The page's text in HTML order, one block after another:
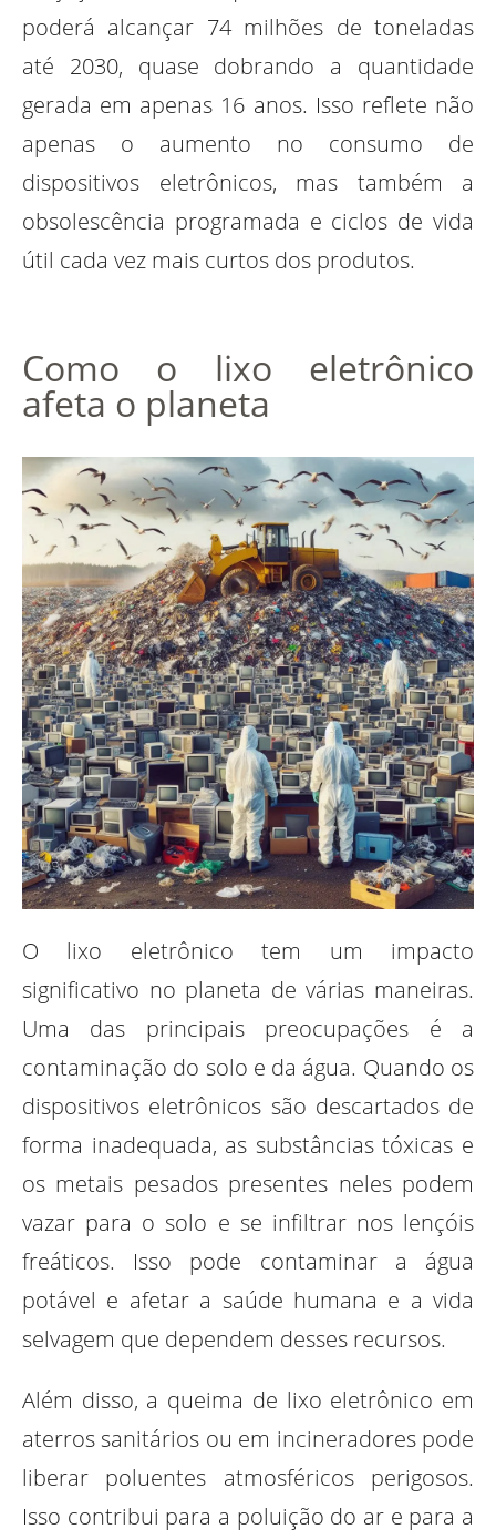
poderá alcançar 74 milhões de toneladas
até 2030, quase dobrando a quantidade
gerada em apenas 16 anos. Isso reflete não
apenas o aumento no consumo de
dispositivos eletrônicos, mas também a
obsolescência programada e ciclos de vida
útil cada vez mais curtos dos produtos.
Como o lixo eletrônico
afeta o planeta
O lixo eletrônico tem um impacto
significativo no planeta de várias maneiras.
Uma das principais preocupações é a
contaminação do solo e da água. Quando os
dispositivos eletrônicos são descartados de
forma inadequada, as substâncias tóxicas e
os metais pesados presentes neles podem
vazar para o solo e se infiltrar nos lençóis
freáticos. Isso pode contaminar a água
potável e afetar a saúde humana e a vida
selvagem que dependem desses recursos.
Além disso, a queima de lixo eletrônico em
aterros sanitários ou em incineradores pode
liberar poluentes atmosféricos perigosos.
Isso contribui para a poluição do ar e para a